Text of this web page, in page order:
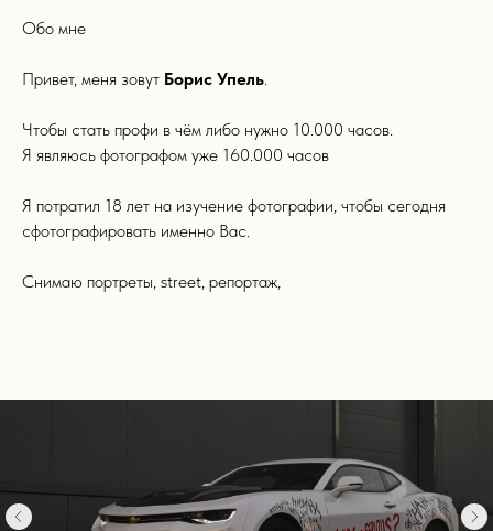
Обо мне
Привет, меня зовут Борис Упель.
Чтобы стать профи в чём либо нужно 10.000 часов.
Я являюсь фотографом уже 160.000 часов
Я потратил 18 лет на изучение фотографии, чтобы сегодня
сфотографировать именно Вас.
Снимаю портреты, street, репортаж,